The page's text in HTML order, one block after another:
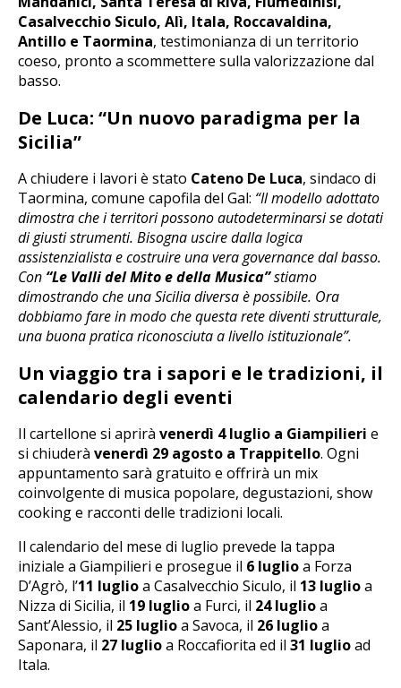
Casalvecchio Siculo, Alì, Itala, Roccavaldina,
Antillo e Taormina, testimonianza di un territorio
coeso, pronto a scommettere sulla valorizzazione dal
basso.
De Luca: “Un nuovo paradigma per la
Sicilia”
A chiudere i lavori è stato Cateno De Luca, sindaco di
Taormina, comune capofila del Gal: “Il modello adottato
dimostra che i territori possono autodeterminarsi se dotati
di giusti strumenti. Bisogna uscire dalla logica
assistenzialista e costruire una vera governance dal basso.
Con “Le Valli del Mito e della Musica”stiamo
dimostrando che una Sicilia diversa è possibile. Ora
dobbiamo fare in modo che questa rete diventi strutturale,
una buona pratica riconosciuta a livello istituzionale”.
Un viaggio tra i sapori e le tradizioni, il
calendario degli eventi
Il cartellone si aprirà venerdì 4 luglio a Giampilieri e
si chiuderà venerdì 29 agosto a Trappitello. Ogni
appuntamento sarà gratuito e offrirà un mix
coinvolgente di musica popolare, degustazioni, show
cooking e racconti delle tradizioni locali.
Il calendario del mese di luglio prevede la tappa
iniziale a Giampilieri e prosegue il 6 luglioa Forza
D’Agrò, l’11 luglioa Casalvecchio Siculo, il 13 luglioa
Nizza di Sicilia, il 19 luglioa Furci, il 24 luglioa
Sant’Alessio, il 25 luglioa Savoca, il 26 luglioa
Saponara, il 27 luglioa Roccafiorita ed il 31 luglioad
Itala.